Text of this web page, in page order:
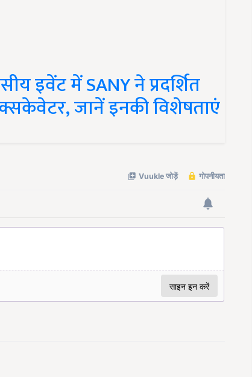
इवेंट में SANY ने प्रदर्शित
जानें इनकी विशेषताएं